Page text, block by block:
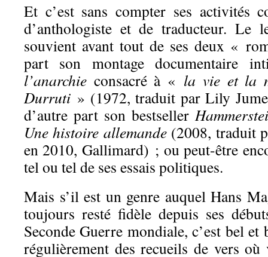
Et c’est sans compter ses activités
d’anthologiste et de traducteur. Le
souvient avant tout de ses deux «
part son montage documentaire
l’anarchie consacré à « la vie et la
Durruti » (1972, traduit par Lily
d’autre part son bestseller
Une histoire allemande(2008, traduit
en 2010, Gallimard) ; ou peut-être
tel ou tel de ses essais politiques.
Mais s’il est un genre auquel Hans
toujours resté fidèle depuis ses
Seconde Guerre mondiale, c’est bel
régulièrement des recueils de vers